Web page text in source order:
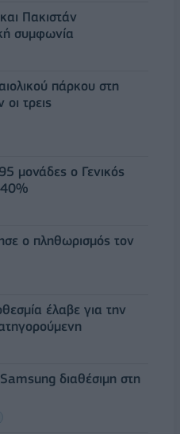
Πακιστάν
συμφωνία
πάρκου στη
τρεις
μονάδες ο Γενικός
ο πληθωρισμός τον
έλαβε για την
διαθέσιμη στη